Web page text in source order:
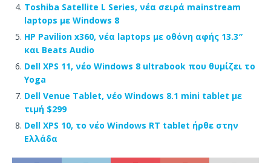
Toshiba Satellite L Series, νέα σειρά mainstream
laptops με Windows 8
HP Pavilion x360, νέα laptops με οθόνη αφής 13.3″
και Beats Audio
Dell XPS 11, νέο Windows 8 ultrabook που θυμίζει το
Yoga
Dell Venue Tablet, νέο Windows 8.1 mini tablet με
τιμή $299
Dell XPS 10, το νέο Windows RT tablet ήρθε στην
Ελλάδα